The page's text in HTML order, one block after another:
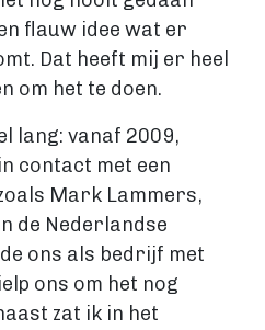
flauw idee wat er
Dat heeft mij er heel
om het te doen.
lang: vanaf 2009,
contact met een
Mark Lammers,
de Nederlandse
ons als bedrijf met
ons om het nog
zat ik in het